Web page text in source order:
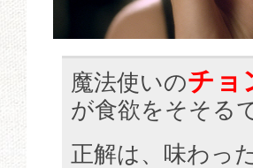
魔法使いのチョ
が食欲をそそる
正解は、味わっ